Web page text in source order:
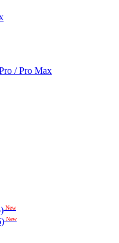
/ Pro Max
New
New